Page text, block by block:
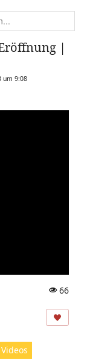
|
um 9:08
ns
ic
66